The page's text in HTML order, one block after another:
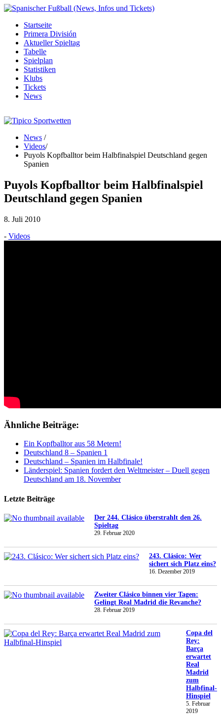
Startseite
Primera División
Aktueller Spieltag
Tabelle
Spielplan
Statistiken
Klubs
Tickets
News
News /
Videos/
Puyols Kopfballtor beim Halbfinalspiel Deutschland gegen
Spanien
Puyols Kopfballtor beim Halbfinalspiel
Deutschland gegen Spanien
8. Juli 2010
- Videos
Ähnliche Beiträge:
Ein Kopfballtor aus 58 Metern!
Deutschland 8 – Spanien 1
Deutschland – Spanien im Halbfinale!
Länderspiel: Spanien fordert den Weltmeister – Duell gegen
Deutschland am 18. November
Letzte Beiträge
Der 244. Clásico überstrahlt den 26.
Spieltag
29. Februar 2020
243. Clásico: Wer
sichert sich Platz eins?
16. Dezember 2019
Zweiter Clásico binnen vier Tagen:
Gelingt Real Madrid die Revanche?
28. Februar 2019
Copa del
Rey:
Barça
erwartet
Real
Madrid
zum
Halbfinal-
Hinspiel
5. Februar
2019